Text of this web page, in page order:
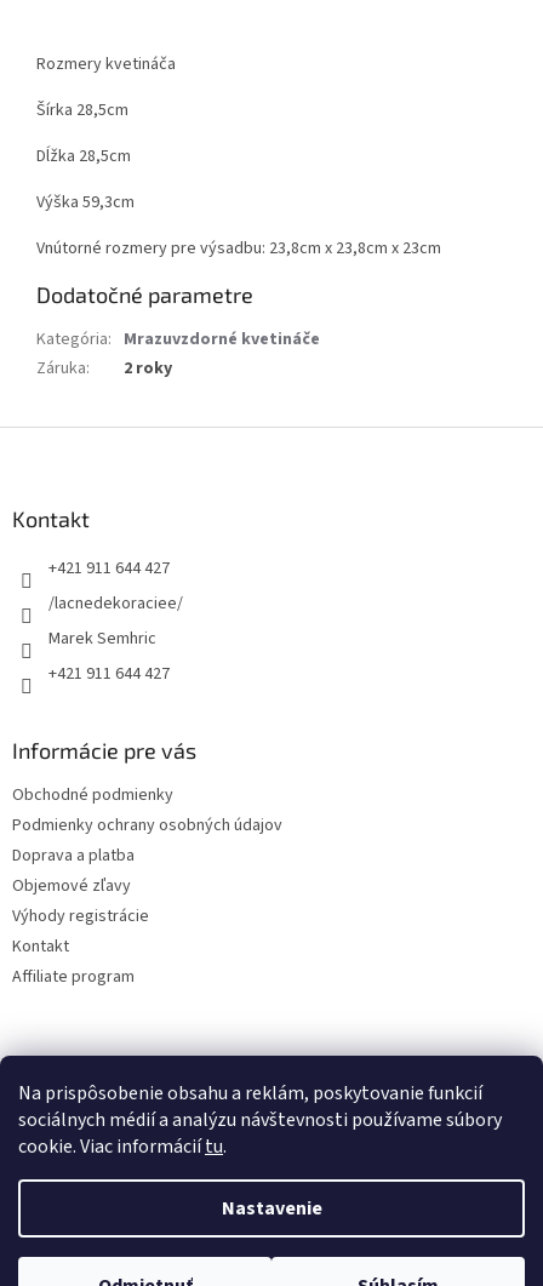
Na prispôsobenie obsahu a reklám, poskytovanie funkcií
sociálnych médií a analýzu návštevnosti používame súbory
cookie. Viac informáciítu.
Nastavenie
Rozmery kvetináča
Šírka 28,5cm
Dĺžka 28,5cm
Výška 59,3cm
Vnútorné rozmery pre výsadbu: 23,8cm x 23,8cm x 23cm
Dodatočné parametre
Kategória: Mrazuvzdorné kvetináče
Záruka: 2 roky
Kontakt
+421 911 644 427
/lacnedekoraciee/
Marek Semhric
+421 911 644 427
Informácie pre vás
Obchodné podmienky
Podmienky ochrany osobných údajov
Doprava a platba
Objemové zľavy
Výhody registrácie
Kontakt
Affiliate program
Copyright 2026lacne-dekoracie.sk. Všetky práva vyhradené.